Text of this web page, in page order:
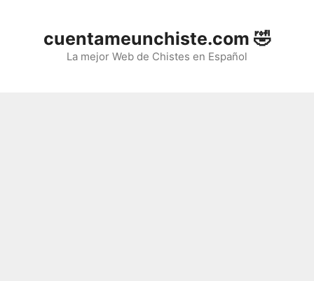
contenidocuentameunchiste.com 🤣
La mejor Web de Chistes en Español